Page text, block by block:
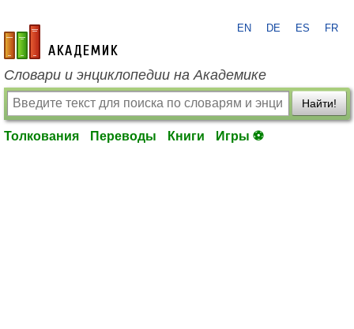
academic.ru
EN DE ES FR
Словари и энциклопедии на Академике
Найти!
Толкования Переводы Книги Игры ⚽